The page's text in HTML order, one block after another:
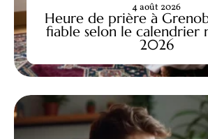
Heure de prière à
fiable selon le calendrier
2026
4 août 2026